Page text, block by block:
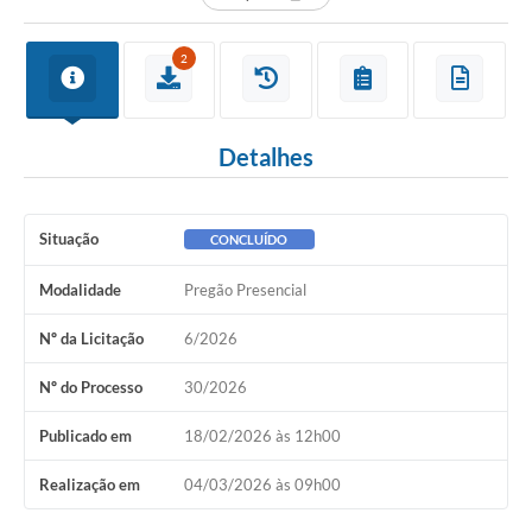
2
Detalhes
Situação CONCLUÍDO
Modalidade Pregão Presencial
Nº da Licitação 6/2026
Nº do Processo 30/2026
Publicado em 18/02/2026 às 12h00
Realização em 04/03/2026 às 09h00